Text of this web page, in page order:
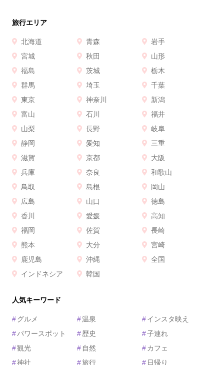
旅行エリア
北海道 青森
岩手
宮城
秋田
山形
福島
茨城
栃木
群馬
埼玉
千葉
東京
神奈川
新潟
富山
石川
福井
山梨
長野
岐阜
静岡
愛知
三重
滋賀
京都
大阪
兵庫
奈良
和歌山
鳥取
島根
岡山
広島
山口
徳島
香川
愛媛
高知
福岡
佐賀
長崎
熊本
大分
宮崎
鹿児島
沖縄
全国
インドネシア
韓国
人気キーワード
#グルメ #温泉 #インスタ映え
#パワースポット #歴史 #子連れ
#観光 # 自然 # カフェ
#神社 #旅行 # 日帰り